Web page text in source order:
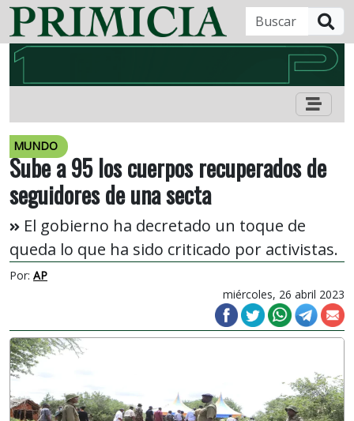
MUNDO
Sube a 95 los cuerpos recuperados de
seguidores de una secta
El gobierno ha decretado un toque de
queda lo que ha sido criticado por activistas.
Por: AP
miércoles, 26 abril 2023